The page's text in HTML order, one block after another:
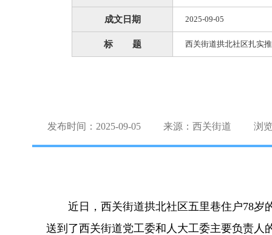
成文日期 2025-09-05
标 题 西关街道拱北社区扎实
发布时间：2025-09-05 来源：西关街道 浏
近日，西关街道拱北社区五里巷住户78岁
送到了西关街道党工委和人大工委主要负责人